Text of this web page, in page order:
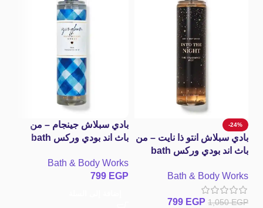
-24%
بادي سبلاش انتو ذا نايت – من
باث اند بودي وركس bath
Night Fine Fragrance
Mist
Bath & Body Works
1,050EGP
799 EGP
بادي سبلاش جينجام – من
باث اند بودي وركس bath
Gingham Fine Fragrance
Mist
Bath & Body Works
799 EGP